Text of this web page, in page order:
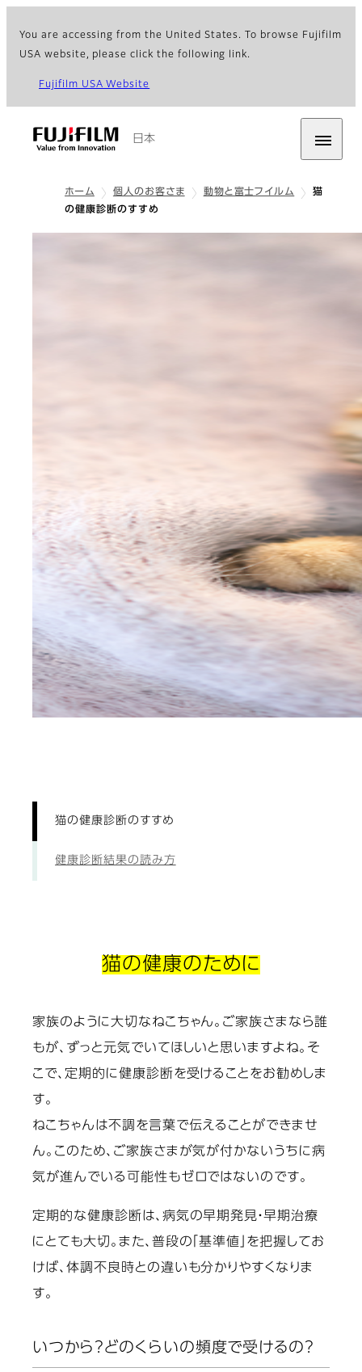
You are accessing from the United States. To browse Fujifilm
USA website, please click the following link.
Fujifilm USA Website
日本
ホーム 個人のお客さま 動物と富士フイルム
猫
の健康診断のすすめ
猫の健康診断のすすめ
健康診断結果の読み方
猫の健康のために
家族のように大切なねこちゃん。ご家族さまなら誰
もが、ずっと元気でいてほしいと思いますよね。そ
こで、定期的に健康診断を受けることをお勧めしま
す。
ねこちゃんは不調を言葉で伝えることができませ
ん。このため、ご家族さまが気が付かないうちに病
気が進んでいる可能性もゼロではないのです。
定期的な健康診断は、病気の早期発見・早期治療
にとても大切。また、普段の「基準値」を把握してお
けば、体調不良時との違いも分かりやすくなりま
す。
いつから？どのくらいの頻度で受けるの？